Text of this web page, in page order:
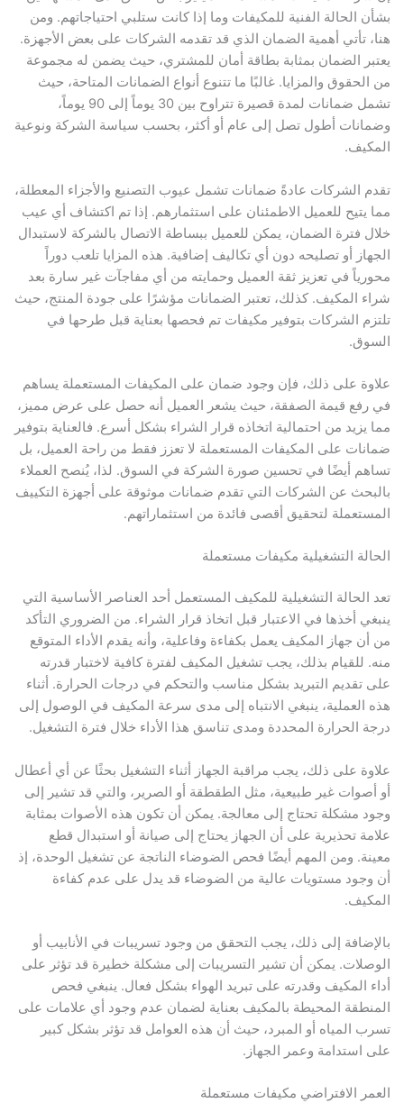
بشأن الحالة الفنية للمكيفات وما إذا كانت ستلبي احتياجاتهم. ومن
هنا، تأتي أهمية الضمان الذي قد تقدمه الشركات على بعض الأجهزة.
يعتبر الضمان بمثابة بطاقة أمان للمشتري، حيث يضمن له مجموعة
من الحقوق والمزايا. غالبًا ما تتنوع أنواع الضمانات المتاحة، حيث
تشمل ضمانات لمدة قصيرة تتراوح بين 30 يوماً إلى 90 يوماً،
وضمانات أطول تصل إلى عام أو أكثر، بحسب سياسة الشركة ونوعية
المكيف.
تقدم الشركات عادةً ضمانات تشمل عيوب التصنيع والأجزاء المعطلة،
مما يتيح للعميل الاطمئنان على استثمارهم. إذا تم اكتشاف أي عيب
خلال فترة الضمان، يمكن للعميل ببساطة الاتصال بالشركة لاستبدال
الجهاز أو تصليحه دون أي تكاليف إضافية. هذه المزايا تلعب دوراً
محورياً في تعزيز ثقة العميل وحمايته من أي مفاجآت غير سارة بعد
شراء المكيف. كذلك، تعتبر الضمانات مؤشرًا على جودة المنتج، حيث
تلتزم الشركات بتوفير مكيفات تم فحصها بعناية قبل طرحها في
السوق.
علاوة على ذلك، فإن وجود ضمان على المكيفات المستعملة يساهم
في رفع قيمة الصفقة، حيث يشعر العميل أنه حصل على عرض مميز،
مما يزيد من احتمالية اتخاذه قرار الشراء بشكل أسرع. فالعناية بتوفير
ضمانات على المكيفات المستعملة لا تعزز فقط من راحة العميل، بل
تساهم أيضًا في تحسين صورة الشركة في السوق. لذا، يُنصح العملاء
بالبحث عن الشركات التي تقدم ضمانات موثوقة على أجهزة التكييف
المستعملة لتحقيق أقصى فائدة من استثماراتهم.
الحالة التشغيلية مكيفات مستعملة
تعد الحالة التشغيلية للمكيف المستعمل أحد العناصر الأساسية التي
ينبغي أخذها في الاعتبار قبل اتخاذ قرار الشراء. من الضروري التأكد
من أن جهاز المكيف يعمل بكفاءة وفاعلية، وأنه يقدم الأداء المتوقع
منه. للقيام بذلك، يجب تشغيل المكيف لفترة كافية لاختبار قدرته
على تقديم التبريد بشكل مناسب والتحكم في درجات الحرارة. أثناء
هذه العملية، ينبغي الانتباه إلى مدى سرعة المكيف في الوصول إلى
درجة الحرارة المحددة ومدى تناسق هذا الأداء خلال فترة التشغيل.
علاوة على ذلك، يجب مراقبة الجهاز أثناء التشغيل بحثًا عن أي أعطال
أو أصوات غير طبيعية، مثل الطقطقة أو الصرير، والتي قد تشير إلى
وجود مشكلة تحتاج إلى معالجة. يمكن أن تكون هذه الأصوات بمثابة
علامة تحذيرية على أن الجهاز يحتاج إلى صيانة أو استبدال قطع
معينة. ومن المهم أيضًا فحص الضوضاء الناتجة عن تشغيل الوحدة، إذ
أن وجود مستويات عالية من الضوضاء قد يدل على عدم كفاءة
المكيف.
بالإضافة إلى ذلك، يجب التحقق من وجود تسريبات في الأنابيب أو
الوصلات. يمكن أن تشير التسريبات إلى مشكلة خطيرة قد تؤثر على
أداء المكيف وقدرته على تبريد الهواء بشكل فعال. ينبغي فحص
المنطقة المحيطة بالمكيف بعناية لضمان عدم وجود أي علامات على
تسرب المياه أو المبرد، حيث أن هذه العوامل قد تؤثر بشكل كبير
على استدامة وعمر الجهاز.
العمر الافتراضي مكيفات مستعملة